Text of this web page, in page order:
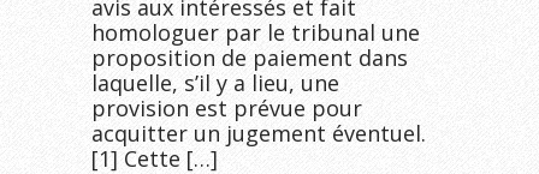
avis aux intéressés et fait
homologuer par le tribunal une
proposition de paiement dans
laquelle, s’il y a lieu, une
provision est prévue pour
acquitter un jugement éventuel.
[1] Cette […]